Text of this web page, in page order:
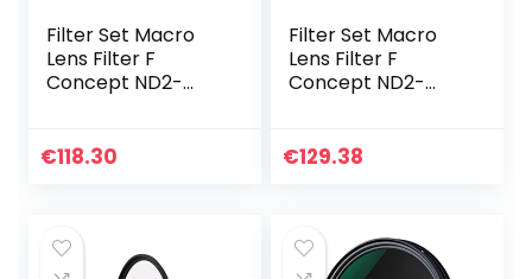
Filter Set Macro
Lens Filter F
Concept ND2-
Circulaire
€118.30
Filter Set Macro
Lens Filter F
Concept ND2-
Circulaire
€129.38